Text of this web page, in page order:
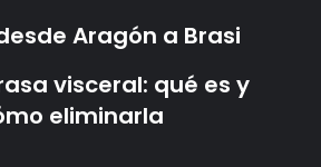
Aragón a Brasi
visceral: qué es y
eliminarla